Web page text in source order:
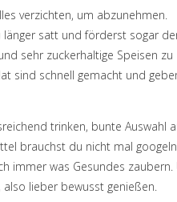
verzichten, um abzunehmen.
satt und förderst sogar
sehr zuckerhaltige Speisen zu
sind schnell gemacht und
trinken, bunte Auswahl
brauchst du nicht mal
immer was Gesundes zaubern.
lieber bewusst genießen.